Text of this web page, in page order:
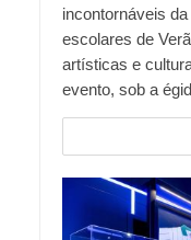
incontornáveis
escolares de
artísticas e
evento, sob a